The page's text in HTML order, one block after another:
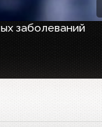
заболеваний